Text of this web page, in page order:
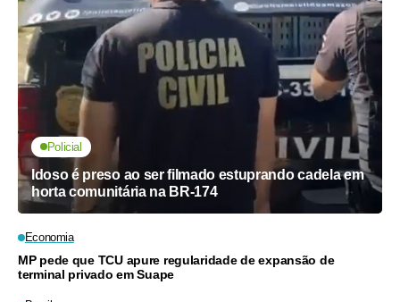
Policial
Idoso é preso ao ser filmado estuprando cadela em
horta comunitária na BR-174
Economia
MP pede que TCU apure regularidade de expansão de
terminal privado em Suape